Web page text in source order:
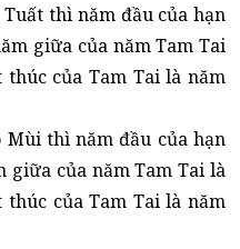
thì năm đầu của hạn
giữa của năm Tam Tai
của Tam Tai là năm
thì năm đầu của hạn
giữa của năm Tam Tai là
của Tam Tai là năm